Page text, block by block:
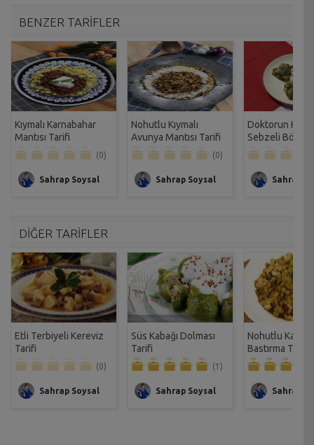
BENZER TARİFLER
Kıymalı Karnabahar
Mantısı Tarifi
(0)
Sahrap Soysal
Nohutlu Kıymalı
Avunya Mantısı Tarifi
(0)
Sahrap Soysal
Doktorun
Sebzeli Börek
Sahrap
DİĞER TARİFLER
Etli Terbiyeli Kereviz
Tarifi
(0)
Sahrap Soysal
Süs Kabağı Dolması
Tarifi
(1)
Sahrap Soysal
Nohutlu Kabak
Bastırma Tarifi
Sahrap